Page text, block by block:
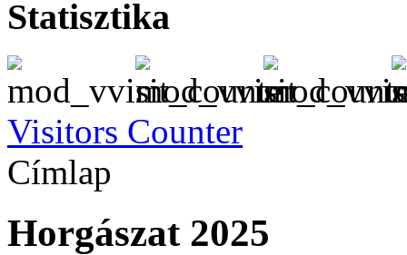
Statisztika
Visitors Counter
Címlap
Horgászat 2025